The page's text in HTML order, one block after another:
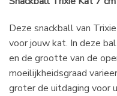
Deze snackball van
voor jouw kat. In deze
en de grootte van de
moeilijkheidsgraad
groter de uitdaging voor